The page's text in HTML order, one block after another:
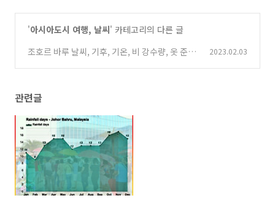
'아시아도시 여행, 날씨' 카테고리의 다른 글
조호르 바루 날씨, 기후, 기온, 비 강수량, 옷 준비,
2023.02.03
관련글